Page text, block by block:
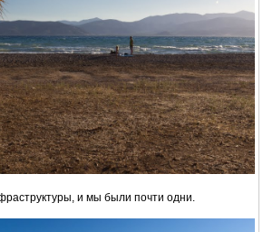
и мы были почти одни.